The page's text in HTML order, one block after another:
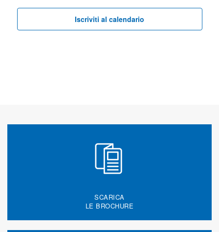
Iscriviti al calendario
SCARICA
LE BROCHURE